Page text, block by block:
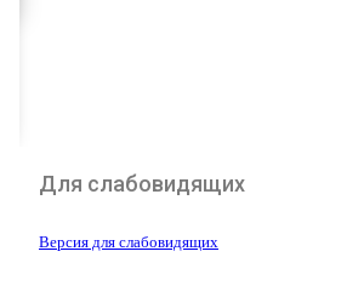
Для слабовидящих
Версия для слабовидящих